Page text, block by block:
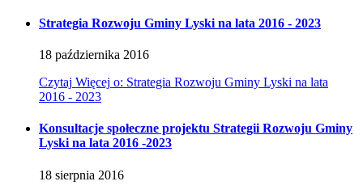
Strategia Rozwoju Gminy Lyski na lata 2016 - 2023
18 października 2016
Czytaj Więcej o: Strategia Rozwoju Gminy Lyski na lata
2016 - 2023
Konsultacje społeczne projektu Strategii Rozwoju Gminy
Lyski na lata 2016 -2023
18 sierpnia 2016